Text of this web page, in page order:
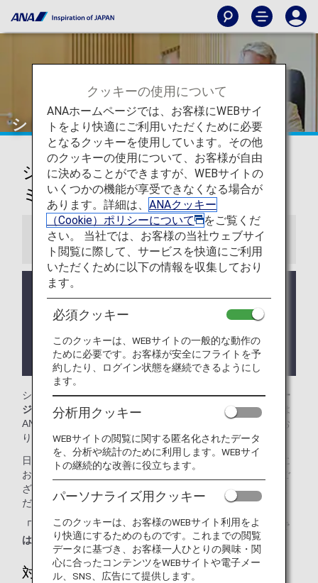
シドニー
シドニー・キングスフォード・ス
ミス国際空港ラウンジ
お知らせ
ラウンジ所有者がANAではない空港においては事前
ります。
ラウンジが所在する国や州により入室条件に制約が
ある場合があります。
シドニー・キングスフォード・スミス国際空港では、ニュー
ジーランド航空ラウンジをご利用いただけます。本ページは
ANA国際線を利用される際のラウンジ入室基準を記載してお
ります。
日本国外の空港にて、ANA国際線から他航空会社の国内線に
お乗り継ぎの場合には、ラウンジ入室基準が異なる場合がご
ざいます。入室基準に関しては各運航会社にお問い合わせく
ださい。
「ANA SUITE LOUNGE」ご利用券は、こちらのラウンジで
はご利用いただけません。
対象のお客様
クッキーの使用について
ANAホームページでは、お客様にWEBサイ
トをより快適にご利用いただくために必要
となるクッキーを使用しています。その他
のクッキーの使用について、お客様が自由
に決めることができますが、WEBサイトの
いくつかの機能が享受できなくなる場合が
あります。詳細は、 ANAクッキー
（Cookie）ポリシーについて
をご覧くだ
さい。 当社では、お客様の当社ウェブサイ
ト閲覧に際して、サービスを快適にご利用
いただくために以下の情報を収集しており
ます。
必須クッキー
このクッキーは、WEBサイトの一般的な動作の
ために必要です。お客様が安全にフライトを予
約したり、ログイン状態を継続できるようにし
ます。
分析用クッキー
WEBサイトの閲覧に関する匿名化されたデータ
を、分析や統計のために利用します。WEBサイ
トの継続的な改善に役立ちます。
パーソナライズ用クッキー
このクッキーは、お客様のWEBサイト利用をよ
り快適にするためのものです。これまでの閲覧
データに基づき、お客様一人ひとりの興味・関
心に合ったコンテンツをWEBサイトや電子メー
ル、SNS、広告にて提供します。